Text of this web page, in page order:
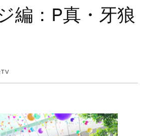
編：P真・牙狼